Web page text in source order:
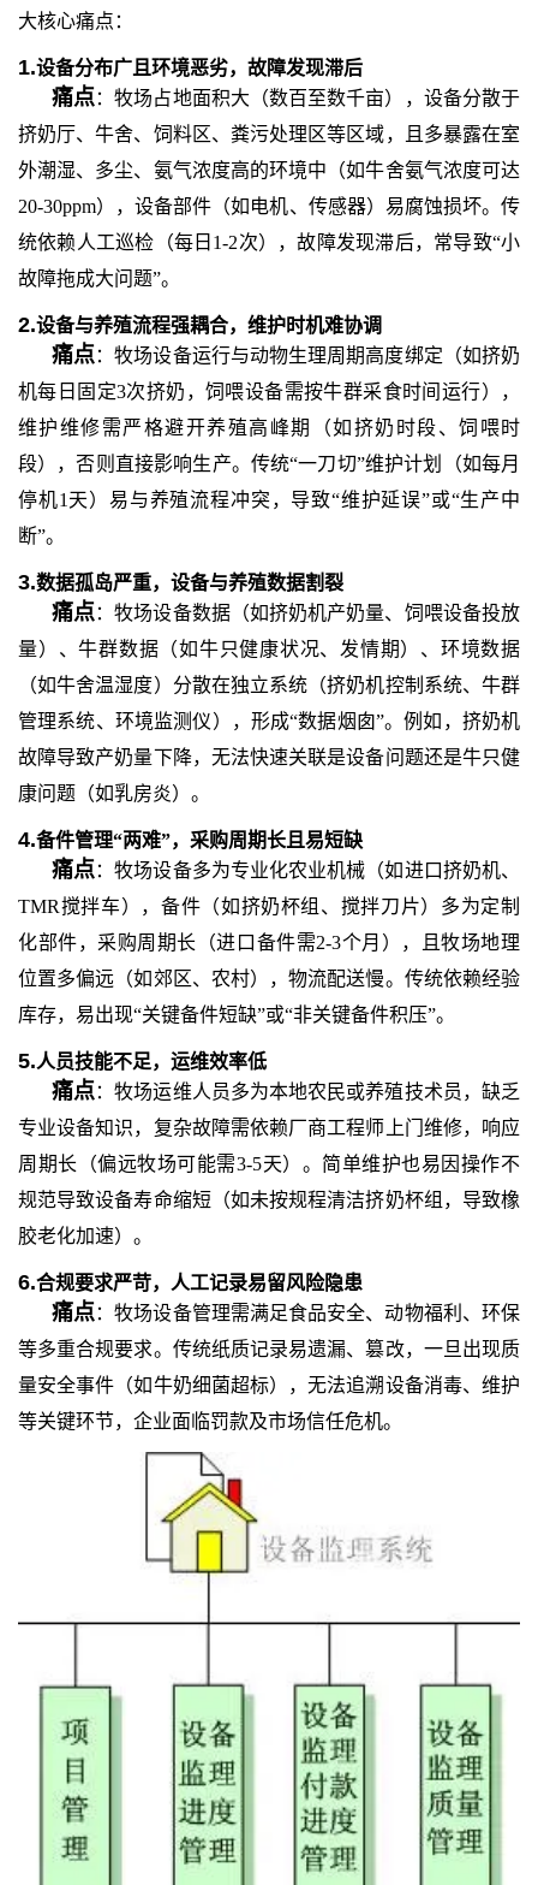
大核心痛点：
1.设备分布广且环境恶劣，故障发现滞后
痛点：牧场占地面积大（数百至数千亩），设备分散于
挤奶厅、牛舍、饲料区、粪污处理区等区域，且多暴露在室
外潮湿、多尘、氨气浓度高的环境中（如牛舍氨气浓度可达
20-30ppm），设备部件（如电机、传感器）易腐蚀损坏。传
统依赖人工巡检（每日1-2次），故障发现滞后，常导致“小
故障拖成大问题”。
2.设备与养殖流程强耦合，维护时机难协调
痛点：牧场设备运行与动物生理周期高度绑定（如挤奶
机每日固定3次挤奶，饲喂设备需按牛群采食时间运行），
维护维修需严格避开养殖高峰期（如挤奶时段、饲喂时
段），否则直接影响生产。传统“一刀切”维护计划（如每月
停机1天）易与养殖流程冲突，导致“维护延误”或“生产中
断”。
3.数据孤岛严重，设备与养殖数据割裂
痛点：牧场设备数据（如挤奶机产奶量、饲喂设备投放
量）、牛群数据（如牛只健康状况、发情期）、环境数据
（如牛舍温湿度）分散在独立系统（挤奶机控制系统、牛群
管理系统、环境监测仪），形成“数据烟囱”。例如，挤奶机
故障导致产奶量下降，无法快速关联是设备问题还是牛只健
康问题（如乳房炎）。
4.备件管理“两难”，采购周期长且易短缺
痛点：牧场设备多为专业化农业机械（如进口挤奶机、
TMR搅拌车），备件（如挤奶杯组、搅拌刀片）多为定制
化部件，采购周期长（进口备件需2-3个月），且牧场地理
位置多偏远（如郊区、农村），物流配送慢。传统依赖经验
库存，易出现“关键备件短缺”或“非关键备件积压”。
5.人员技能不足，运维效率低
痛点：牧场运维人员多为本地农民或养殖技术员，缺乏
专业设备知识，复杂故障需依赖厂商工程师上门维修，响应
周期长（偏远牧场可能需3-5天）。简单维护也易因操作不
规范导致设备寿命缩短（如未按规程清洁挤奶杯组，导致橡
胶老化加速）。
6.合规要求严苛，人工记录易留风险隐患
痛点：牧场设备管理需满足食品安全、动物福利、环保
等多重合规要求。传统纸质记录易遗漏、篡改，一旦出现质
量安全事件（如牛奶细菌超标），无法追溯设备消毒、维护
等关键环节，企业面临罚款及市场信任危机。